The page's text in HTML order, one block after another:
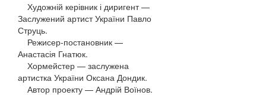
Художній керівник і диригент —
Заслужений артист України Павло
Струць.
Режисер-постановник —
Анастасія Гнатюк.
Хормейстер — заслужена
артистка України Оксана Дондик.
Автор проекту — Андрій Воїнов.